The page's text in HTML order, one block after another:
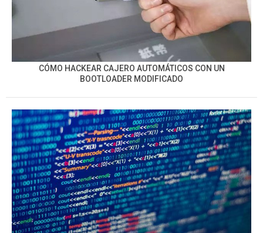
CÓMO HACKEAR CAJERO AUTOMÁTICOS CON UN
BOOTLOADER MODIFICADO